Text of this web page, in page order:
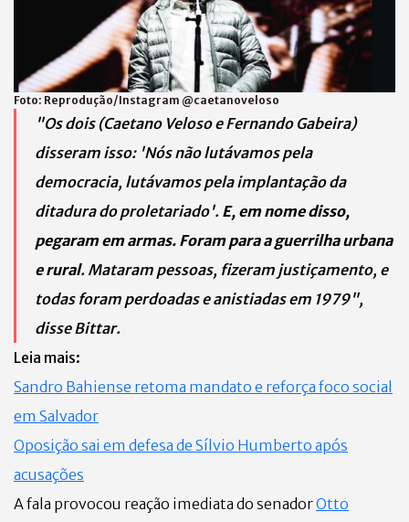
Foto: Reprodução/Instagram @caetanoveloso
"Os dois (Caetano Veloso e Fernando Gabeira)
disseram isso: 'Nós não lutávamos pela
democracia, lutávamos pela implantação da
ditadura do proletariado'. E, em nome disso,
pegaram em armas. Foram para a guerrilha urbana
e rural. Mataram pessoas, fizeram justiçamento, e
todas foram perdoadas e anistiadas em 1979",
disse Bittar.
Leia mais:
Sandro Bahiense retoma mandato e reforça foco social
em Salvador
Oposição sai em defesa de Sílvio Humberto após
acusações
A fala provocou reação imediata do senadorOtto